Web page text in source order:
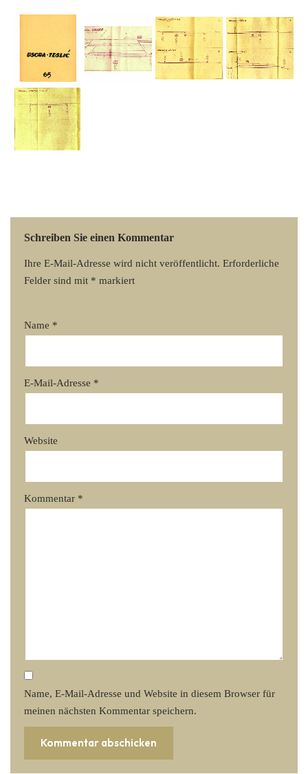
Schreiben Sie einen Kommentar
Ihre E-Mail-Adresse wird nicht veröffentlicht. Erforderliche
Felder sind mit * markiert
Name *
E-Mail-Adresse *
Website
Kommentar *
Name, E-Mail-Adresse und Website in diesem Browser für
meinen nächsten Kommentar speichern.